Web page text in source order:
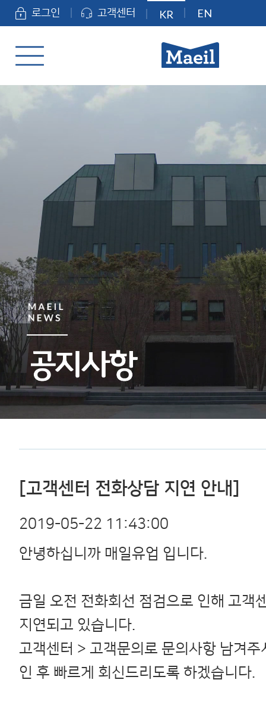
로그인 고객센터 KR EN
[고객센터 전화상담 지연 안내]
2019-05-22 11:43:00
안녕하십니까 매일유업 입니다.
금일 오전 전화회선 점검으로 인해 고객
지연되고 있습니다.
고객센터 > 고객문의로 문의사항 남겨주
인 후 빠르게 회신드리도록 하겠습니다.